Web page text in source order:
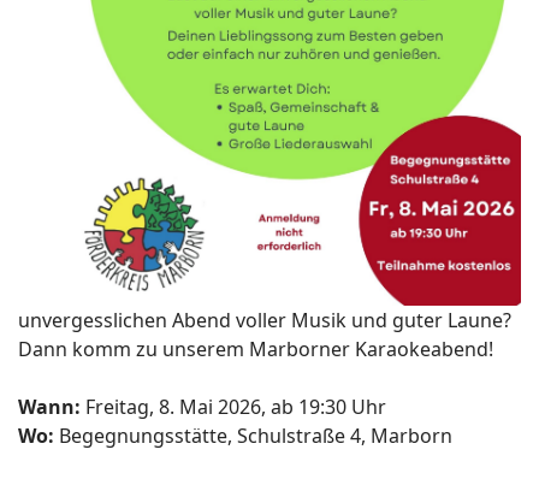
unvergesslichen Abend voller Musik und guter Laune?
Dann komm zu unserem Marborner Karaokeabend!
Wann: Freitag, 8. Mai 2026, ab 19:30 Uhr
Wo: Begegnungsstätte, Schulstraße 4, Marborn